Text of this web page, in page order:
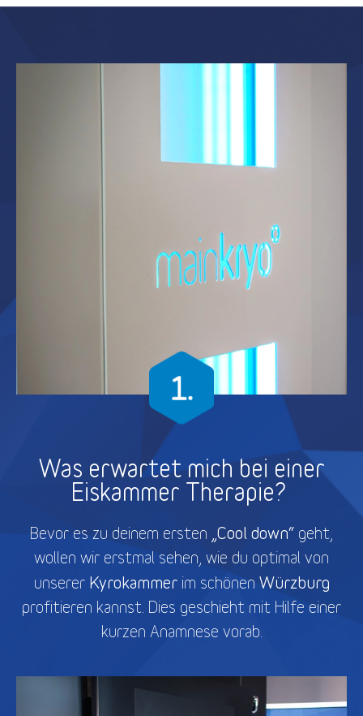
Was erwartet mich bei einer
Eiskammer Therapie?
Bevor es zu deinem ersten „Cool down“ geht,
wollen wir erstmal sehen, wie du optimal von
unserer Kyrokammerim schönen Würzburg
profitieren kannst. Dies geschieht mit Hilfe einer
kurzen Anamnese vorab.